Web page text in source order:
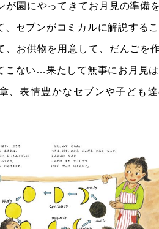
が園にやってきてお月見の準備
、セブンがコミカルに解説するこ
、お供物を用意して、だんごを
こない…果たして無事にお月見
、表情豊かなセブンや子ども